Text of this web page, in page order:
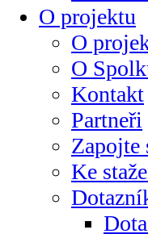
O projektu
O
O
Kontakt
Partneři
Zapojte
Ke